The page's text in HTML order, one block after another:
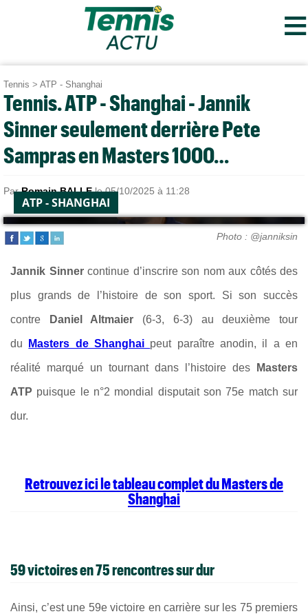
≡
Tennis > ATP - Shanghai
Tennis. ATP - Shanghai - Jannik
Sinner seulement derrière Pete
Sampras en Masters 1000…
ParRomain BALLEle 05/10/2025 à 11:28
ATP - SHANGHAI
Photo : @janniksin
Jannik Sinnercontinue d’inscrire son nom aux côtés des
plus grands de l’histoire de son sport. Si son succès
contre Daniel Altmaier (6-3, 6-3) au deuxième tour
du Masters de Shanghai peut paraître anodin, il a en
réalité marqué un tournant dans l’histoire des Masters
ATP puisque le n°2 mondial disputait son 75e match sur
dur.
Retrouvez ici le tableau complet du Masters de
Shanghai
59 victoires en 75 rencontres sur dur
Ainsi, c’est une 59e victoire en carrière sur les 75 premiers